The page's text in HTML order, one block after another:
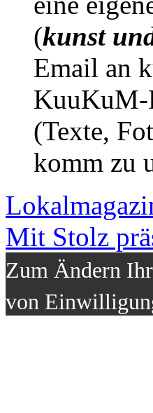
(kunst
Email an
KuuKuM-
(Texte,
komm zu
Mit Stolz
Zum Ändern
von